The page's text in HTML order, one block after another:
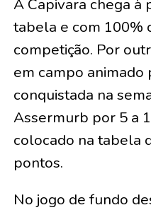
A Capivara chega à
tabela e com 100%
competição. Por
em campo animado
conquistada na
Assermurb por 5 a
colocado na tabela
pontos.
No jogo de fundo